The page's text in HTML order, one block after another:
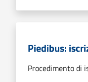
Piedibus:
Procedimento di